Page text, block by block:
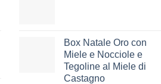
Box Natale Oro con
Miele e Nocciole e
Tegoline al Miele di
Castagno